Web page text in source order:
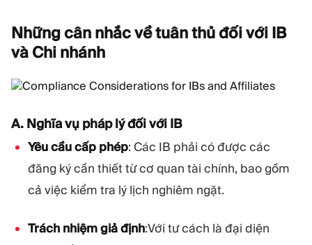
Những cân nhắc về tuân thủ đối với IB
và Chi nhánh
A. Nghĩa vụ pháp lý đối với IB
Yêu cầu cấp phép: Các IB phải có được các
đăng ký cần thiết từ cơ quan tài chính, bao gồm
cả việc kiểm tra lý lịch nghiêm ngặt.
Trách nhiệm giả định:Với tư cách là đại diện